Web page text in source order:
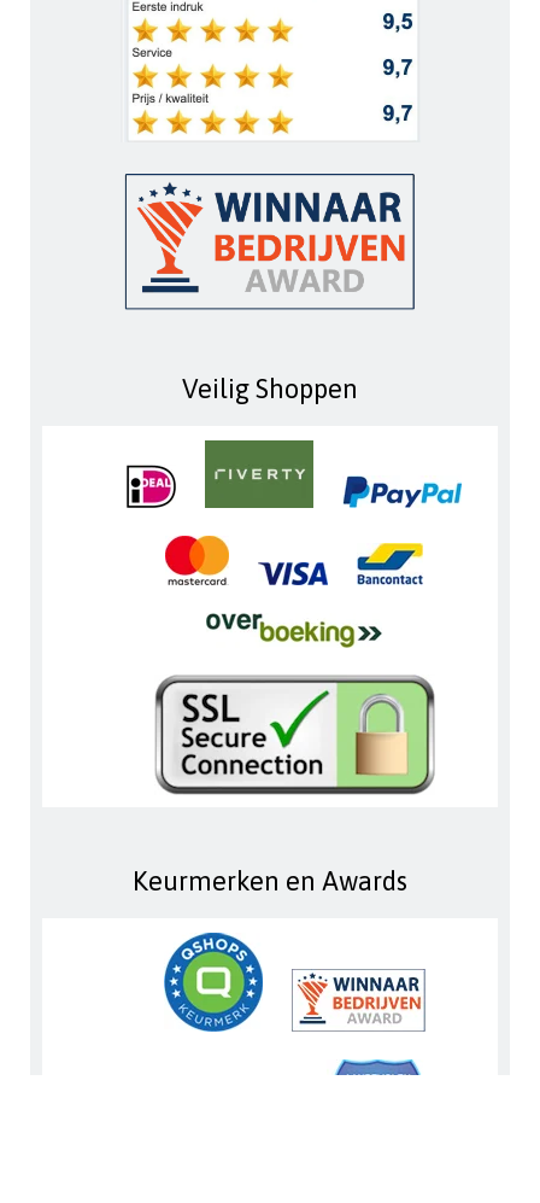
Veilig Shoppen
Keurmerken en Awards